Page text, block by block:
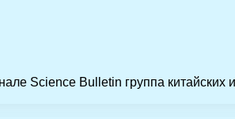
Science Bulletin группа китайских